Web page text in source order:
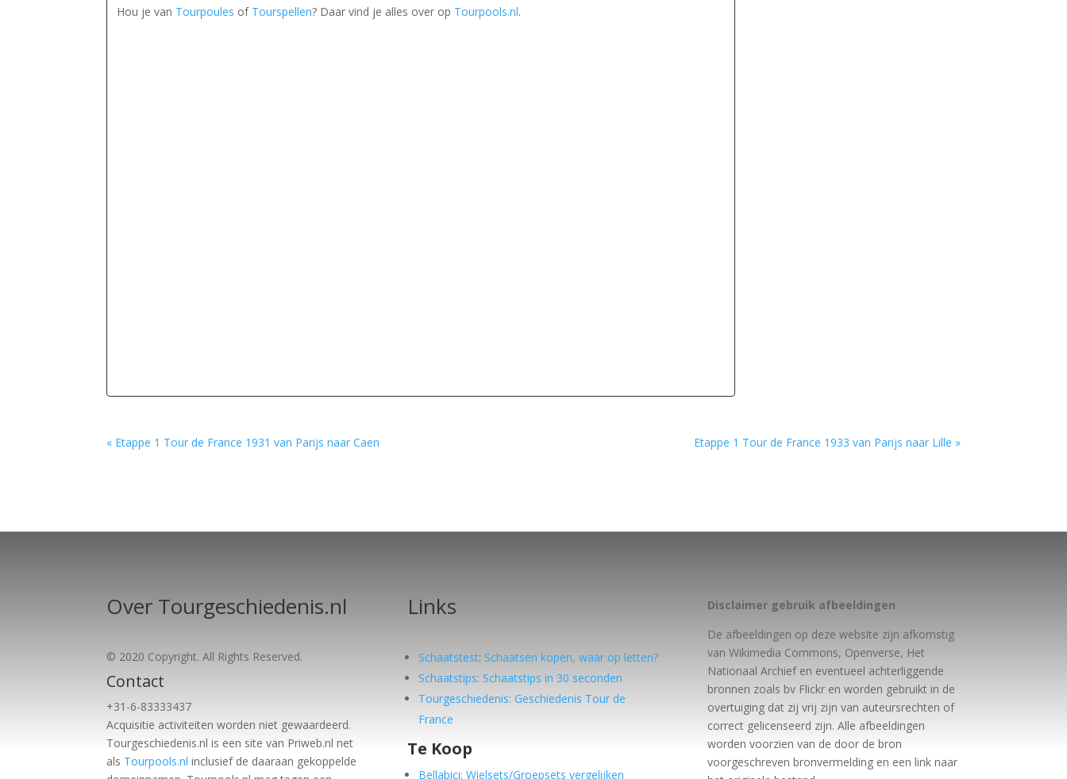
Hou je van Tourpoules of Tourspellen? Daar vind je alles over op Tourpools.nl.
« Etappe 1 Tour de France 1931 van Parijs naar Caen Etappe 1 Tour de France 1933 van Parijs naar Lille »
Over Tourgeschiedenis.nl
© 2020 Copyright. All Rights Reserved.
Contact
+31-6-83333437
Acquisitie activiteiten worden niet gewaardeerd.
Tourgeschiedenis.nl is een site van Priweb.nl net
als Tourpools.nl inclusief de daaraan gekoppelde
Links
Schaatstest: Schaatsen kopen, waar op letten?
Schaatstips: Schaatstips in 30 seconden
Tourgeschiedenis: Geschiedenis Tour de
France
Te Koop
Bellabici: Wielsets/Groepsets vergelijken
Disclaimer gebruik afbeeldingen
De afbeeldingen op deze website zijn afkomstig
van Wikimedia Commons, Openverse, Het
Nationaal Archief en eventueel achterliggende
bronnen zoals bv Flickr en worden gebruikt in de
overtuiging dat zij vrij zijn van auteursrechten of
correct gelicenseerd zijn. Alle afbeeldingen
worden voorzien van de door de bron
voorgeschreven bronvermelding en een link naar